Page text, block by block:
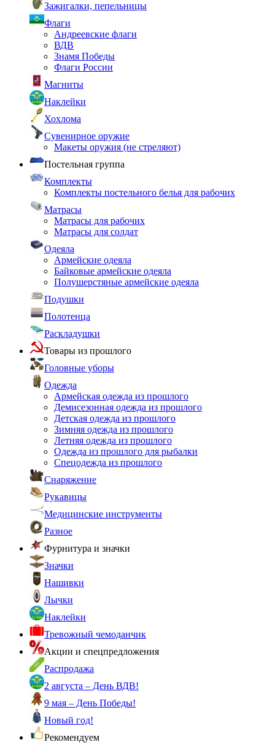
Зажигалки, пепельницы
Флаги
Андреевские флаги
ВДВ
Знамя Победы
Флаги России
Магниты
Наклейки
Хохлома
Сувенирное оружие
Макеты оружия (не стреляют)
Постельная группа
Комплекты
Комплекты постельного белья для рабочих
Матрасы
Матрасы для рабочих
Матрасы для солдат
Одеяла
Армейские одеяла
Байковые армейские одеяла
Полушерстяные армейские одеяла
Подушки
Полотенца
Раскладушки
Товары из прошлого
Головные уборы
Одежда
Армейская одежда из прошлого
Демисезонная одежда из прошлого
Детская одежда из прошлого
Зимняя одежда из прошлого
Летняя одежда из прошлого
Одежда из прошлого для рыбалки
Спецодежда из прошлого
Снаряжение
Рукавицы
Медицинские инструменты
Разное
Фурнитура и значки
Значки
Нашивки
Лычки
Наклейки
Тревожный чемоданчик
Акции и спецпредложения
Распродажа
2 августа – День ВДВ!
9 мая – День Победы!
Новый год!
Рекомендуем